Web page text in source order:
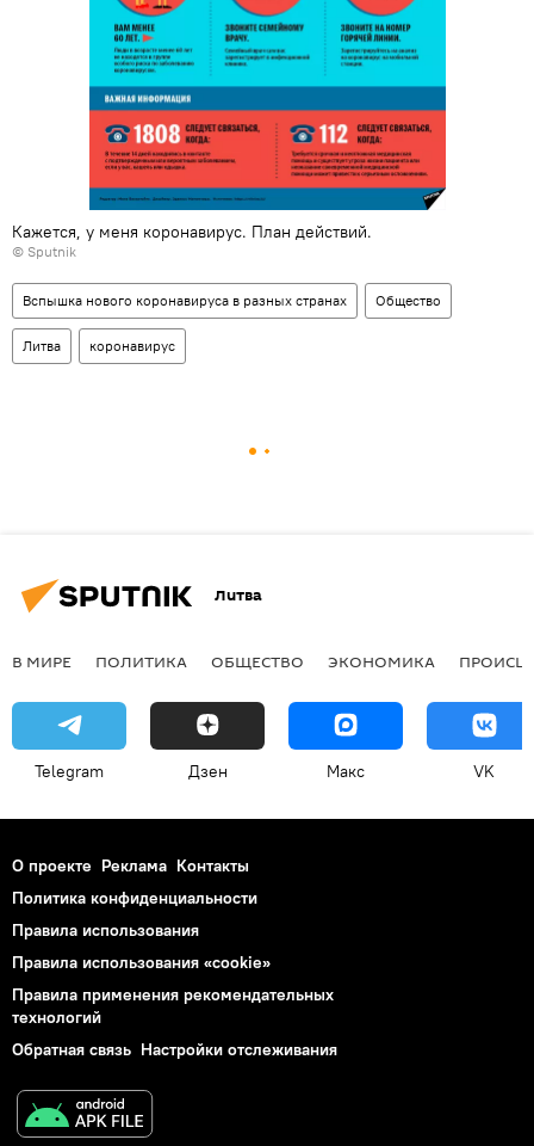
Кажется, у меня коронавирус. План действий.
© Sputnik
Вспышка нового коронавируса в разных странах Общество
Литва коронавирус
Литва
В МИРЕ ПОЛИТИКА ОБЩЕСТВО ЭКОНОМИКА
Telegram Дзен Макс VK
О проекте Реклама Контакты
Политика конфиденциальности
Правила использования
Правила использования «cookie»
Правила применения рекомендательных
технологий
Обратная связь Настройки отслеживания